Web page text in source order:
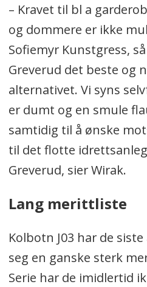
– Kravet til bl a
og dommere er ikke
Sofiemyr Kunstgress,
Greverud det beste og
alternativet. Vi syns
er dumt og en smule
samtidig til å ønske
til det flotte
Greverud, sier Wirak.
Lang merittliste
Kolbotn J03 har de
seg en ganske sterk
Serie har de imidlertid